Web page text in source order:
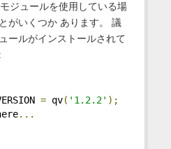
ジュールを使用している場
がいくつか あります。 議
ールがインストールされて
= qv( '1.2.2' );
...